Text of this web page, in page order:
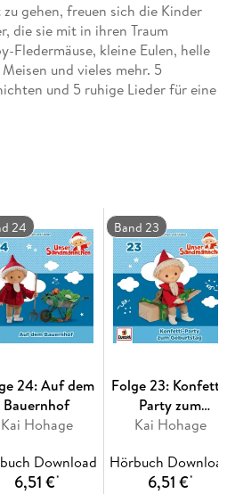
gehen, freuen sich die Kinder
die sie mit in ihren Traum
Fledermäuse, kleine Eulen, helle
und vieles mehr. 5
und 5 ruhige Lieder für eine
24
24: Auf dem
Bauernhof
Kai Hohage
Download
6,51 €*
Band 23
Folge 23:
Party zum
Geburtstag
Kai Hohage
Hörbuch
6,51 €*